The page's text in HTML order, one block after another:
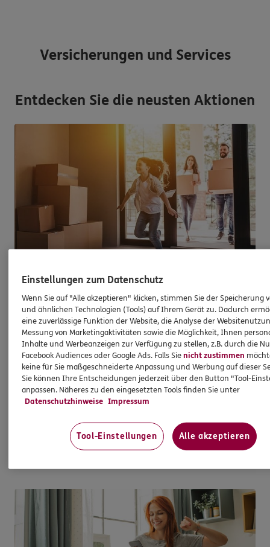
Versicherungen und Services
Entdecken Sie die neusten Aktionen
Immobilienfinanzierung
So werden Wohnträume Wirklichkeit
Ganz egal, ob Sie kaufen, bauen oder
modernisieren möchten - bei uns sind Sie mit
Wüstenrot als starkem Partner gut aufgehoben.
Gemeinsam finden wir das beste
Finanzierungsangebot - ganz transparent und zu
Top-Konditionen.
Mehr erfahren
Einstellungen zum Datenschutz
Wenn Sie auf "Alle akzeptieren" klicken, stimmen Sie der Speicherung
und ähnlichen Technologien (Tools) auf Ihrem Gerät zu. Dadurch
eine zuverlässige Funktion der Website, die Analyse der
Messung von Marketingaktivitäten sowie die Möglichkeit, Ihnen
Inhalte und Werbeanzeigen zur Verfügung zu stellen, z.B. durch die
Facebook Audiences oder Google Ads. Falls Sienicht zustimmen
keine für Sie maßgeschneiderte Anpassung und Werbung auf dieser
Sie können Ihre Entscheidungen jederzeit über den Button "Tool-
anpassen. Näheres zu den eingesetzten Tools finden Sie unter
Datenschutzhinweise Impressum
Tool-Einstellungen Alle akzeptieren